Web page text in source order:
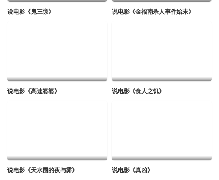
说电影《鬼三惊》 说电影《金福南杀人事件始末》
说电影《高速婆婆》 说电影《食人之饥》
说电影《天水围的夜与雾》 说电影《真凶》